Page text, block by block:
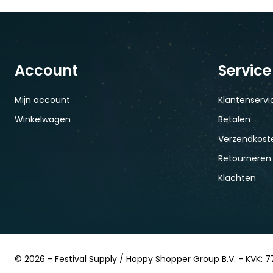
Account
Mijn account
Winkelwagen
Service
Betalen
Retourneren
Klachten
© 2026 - Festival Supply / Happy Shopper Group B.V. - KVK: